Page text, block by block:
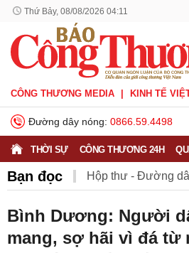
Thứ Bảy, 08/08/2026 04:11
CÔNG THƯƠNG MEDIA KINH TẾ
Đường dây nóng: 0866.59.4498
THỜI SỰ CÔNG THƯƠNG 24H
Bạn đọc Hộp thư - Đường
Bình Dương: Người
mang, sợ hãi vì đá từ